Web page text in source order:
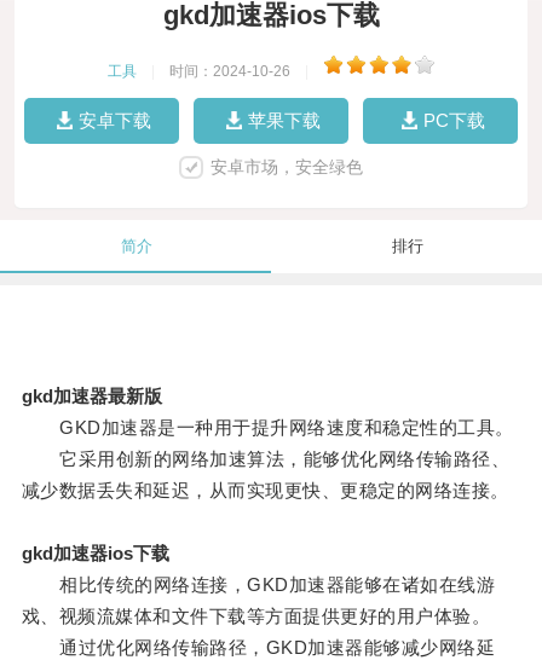
gkd加速器ios下载
工具 时间：2024-10-26
安卓下载 苹果下载 PC下载
安卓市场，安全绿色
简介 排行
gkd加速器最新版
GKD加速器是一种用于提升网络速度和稳定性的工具。
它采用创新的网络加速算法，能够优化网络传输路径、
减少数据丢失和延迟，从而实现更快、更稳定的网络连接。
gkd加速器ios下载
相比传统的网络连接，GKD加速器能够在诸如在线游
戏、视频流媒体和文件下载等方面提供更好的用户体验。
通过优化网络传输路径，GKD加速器能够减少网络延